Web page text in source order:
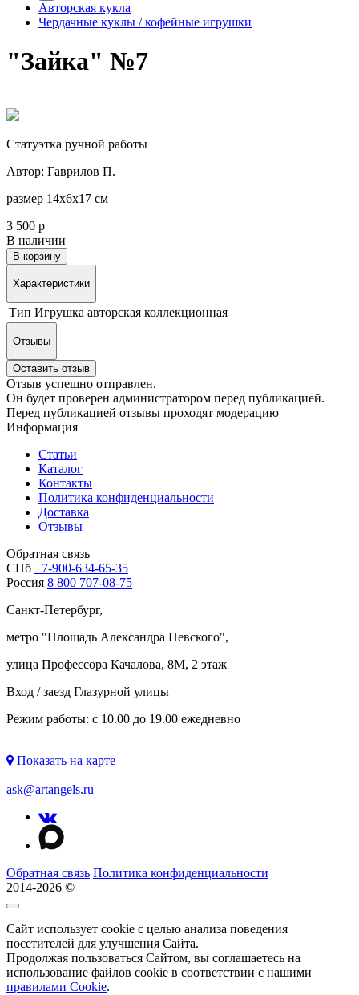
Авторская кукла
Чердачные куклы / кофейные игрушки
"Зайка" №7
Статуэтка ручной работы
Автор: Гаврилов П.
размер 14х6х17 см
3 500 р
В наличии
В корзину
Характеристики
Тип Игрушка авторская коллекционная
Отзывы
Оставить отзыв
Отзыв успешно отправлен.
Он будет проверен администратором перед публикацией.
Перед публикацией отзывы проходят модерацию
Информация
Статьи
Каталог
Контакты
Политика конфиденциальности
Доставка
Отзывы
Обратная связь
СПб +7-900-634-65-35
Россия 8 800 707-08-75
Санкт-Петербург,
метро "Площадь Александра Невского",
улица Профессора Качалова, 8М, 2 этаж
Вход / заезд Глазурной улицы
Режим работы: с 10.00 до 19.00 ежедневно
Показать на карте
ask@artangels.ru
Обратная связь Политика конфиденциальности
2014-2026 ©
Сайт использует cookie с целью анализа поведения
посетителей для улучшения Сайта.
Продолжая пользоваться Сайтом, вы соглашаетесь на
использование файлов cookie в соответствии с нашими
правилами Сookie.